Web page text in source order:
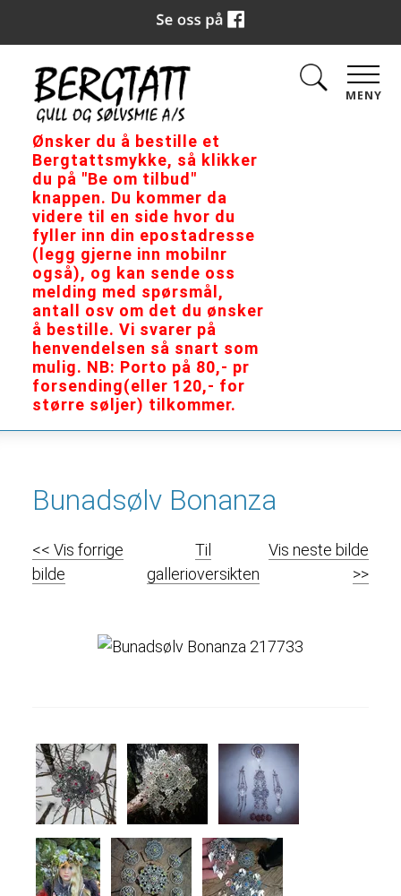
Ønsker du å bestille et
Bergtattsmykke, så klikker
du på "Be om tilbud"
knappen. Du kommer da
videre til en side hvor du
fyller inn din epostadresse
(legg gjerne inn mobilnr
også), og kan sende oss
melding med spørsmål,
antall osv om det du ønsker
å bestille. Vi svarer på
henvendelsen så snart som
mulig. NB: Porto på 80,- pr
forsending(eller 120,- for
større søljer) tilkommer.
MENY
Bunadsølv Bonanza
<< Vis forrige
bilde
Til
gallerioversikten
Vis neste bilde
>>